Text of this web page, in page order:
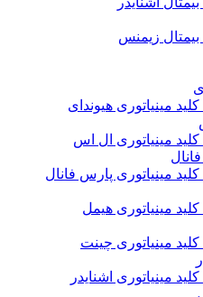
بیمتال زیمنس
مینیاتوری هیوندای
مینیاتوری ال اس
مینیاتوری پارس فانال
مینیاتوری هیمل
مینیاتوری چینت
مینیاتوری اشنایدر